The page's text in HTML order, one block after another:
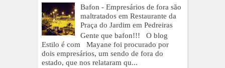
Bafon - Empresários de fora são
maltratados em Restaurante da
Praça do Jardim em Pedreiras
Gente que bafon!!! O blog
Estilo é com Mayane foi procurado por
dois empresários, um sendo de fora do
estado, que nos relataram qu...